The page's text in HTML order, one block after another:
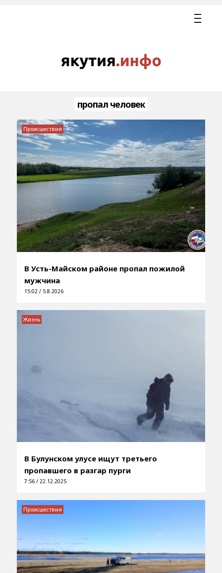
пропал человек
В Усть-Майском районе пропал пожилой
мужчина
15:02 / 5.8.2026
Происшествия
В Булунском улусе ищут третьего
пропавшего в разгар пурги
7:56 / 22.12.2025
Жизнь
Происшествия